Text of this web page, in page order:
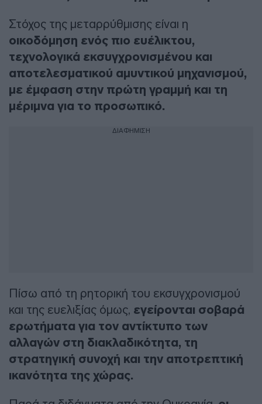
Στόχος της μεταρρύθμισης είναι η
οικοδόμηση ενός πιο ευέλικτου,
τεχνολογικά εκσυγχρονισμένου και
αποτελεσματικού αμυντικού μηχανισμού,
με έμφαση στην πρώτη γραμμή και τη
μέριμνα για το προσωπικό.
ΔΙΑΦΗΜΙΣΗ
Πίσω από τη ρητορική του εκσυγχρονισμού
και της ευελιξίας όμως, εγείρονται σοβαρά
ερωτήματα για τον αντίκτυπο των
αλλαγών στη διακλαδικότητα, τη
στρατηγική συνοχή και την αποτρεπτική
ικανότητα της χώρας.